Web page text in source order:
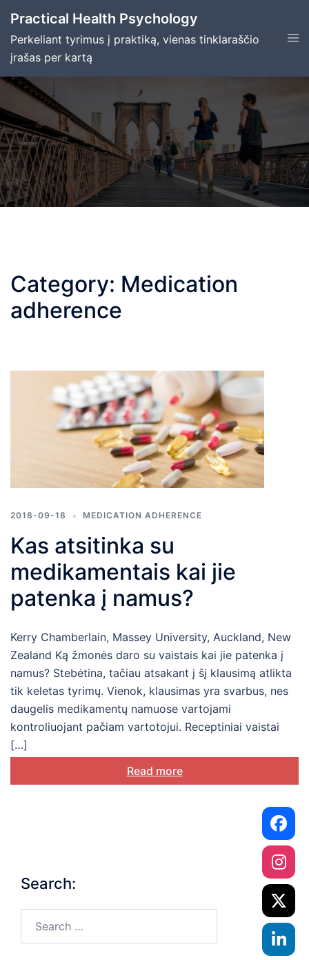
content
Practical Health Psychology
Perkeliant tyrimus į praktiką, vienas tinklaraščio
įrašas per kartą
Category: Medication
adherence
2018-09-18 MEDICATION ADHERENCE
Kas atsitinka su
medikamentais kai jie
patenka į namus?
Kerry Chamberlain, Massey University, Auckland, New
Zealand Ką žmonės daro su vaistais kai jie patenka į
namus? Stebėtina, tačiau atsakant į šį klausimą atlikta
tik keletas tyrimų. Vienok, klausimas yra svarbus, nes
daugelis medikamentų namuose vartojami
kontroliuojant pačiam vartotojui. Receptiniai vaistai
[…]
Read more
Search: